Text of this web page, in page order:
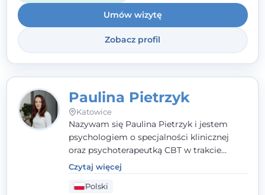
Umów wizytę
Zobacz profil
Paulina Pietrzyk
Katowice
Nazywam się Paulina Pietrzyk i jestem
psychologiem o specjalności klinicznej
oraz psychoterapeutką CBT w trakcie
szkolenia. Pracuję z dorosłymi, którzy
szukają wsparcia w trudnych momentach -
w obliczu lęku, przewlekłego stresu,
Czytaj więcej
Polski